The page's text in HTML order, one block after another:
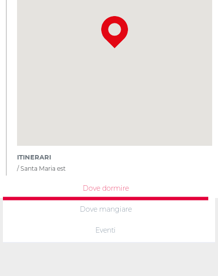
ITINERARI
Santa Maria est
Dove dormire
Dove mangiare
Eventi